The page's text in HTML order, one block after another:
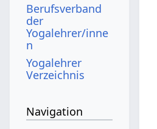
Berufsverband
der
Yogalehrer/inne
n
Yogalehrer
Verzeichnis
Navigation